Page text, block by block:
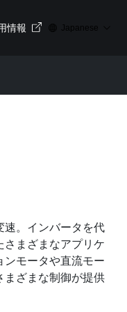
情報 Japanese
速。インバータを代
さまざまなアプリケ
ンモータや直流モー
まざまな制御が提供